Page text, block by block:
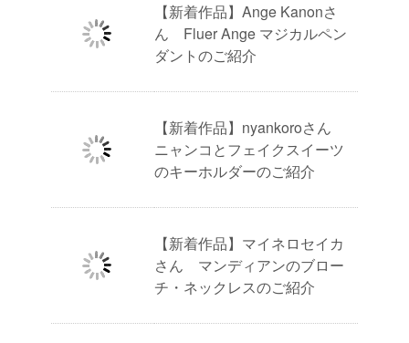
【新着作品】Ange Kanonさ
ん Fluer Ange マジカルペン
ダントのご紹介
【新着作品】nyankoroさん
ニャンコとフェイクスイーツ
のキーホルダーのご紹介
【新着作品】マイネロセイカ
さん マンディアンのブロー
チ・ネックレスのご紹介